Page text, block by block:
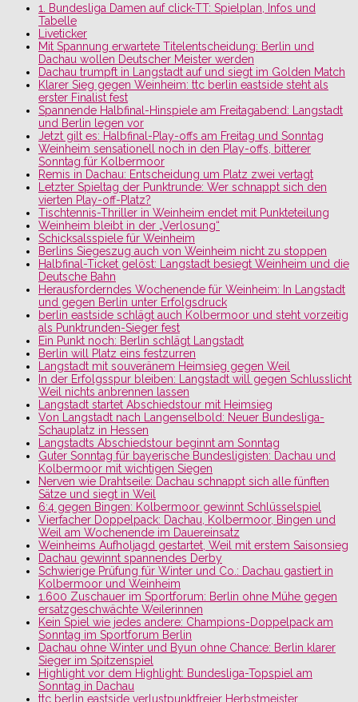
1. Bundesliga Damen auf click-TT: Spielplan, Infos und
Tabelle
Liveticker
Mit Spannung erwartete Titelentscheidung: Berlin und
Dachau wollen Deutscher Meister werden
Dachau trumpft in Langstadt auf und siegt im Golden Match
Klarer Sieg gegen Weinheim: ttc berlin eastside steht als
erster Finalist fest
Spannende Halbfinal-Hinspiele am Freitagabend: Langstadt
und Berlin legen vor
Jetzt gilt es: Halbfinal-Play-offs am Freitag und Sonntag
Weinheim sensationell noch in den Play-offs, bitterer
Sonntag für Kolbermoor
Remis in Dachau: Entscheidung um Platz zwei vertagt
Letzter Spieltag der Punktrunde: Wer schnappt sich den
vierten Play-off-Platz?
Tischtennis-Thriller in Weinheim endet mit Punkteteilung
Weinheim bleibt in der „Verlosung“
Schicksalsspiele für Weinheim
Berlins Siegeszug auch von Weinheim nicht zu stoppen
Halbfinal-Ticket gelöst: Langstadt besiegt Weinheim und die
Deutsche Bahn
Herausforderndes Wochenende für Weinheim: In Langstadt
und gegen Berlin unter Erfolgsdruck
berlin eastside schlägt auch Kolbermoor und steht vorzeitig
als Punktrunden-Sieger fest
Ein Punkt noch: Berlin schlägt Langstadt
Berlin will Platz eins festzurren
Langstadt mit souveränem Heimsieg gegen Weil
In der Erfolgsspur bleiben: Langstadt will gegen Schlusslicht
Weil nichts anbrennen lassen
Langstadt startet Abschiedstour mit Heimsieg
Von Langstadt nach Langenselbold: Neuer Bundesliga-
Schauplatz in Hessen
Langstadts Abschiedstour beginnt am Sonntag
Guter Sonntag für bayerische Bundesligisten: Dachau und
Kolbermoor mit wichtigen Siegen
Nerven wie Drahtseile: Dachau schnappt sich alle fünften
Sätze und siegt in Weil
6:4 gegen Bingen: Kolbermoor gewinnt Schlüsselspiel
Vierfacher Doppelpack: Dachau, Kolbermoor, Bingen und
Weil am Wochenende im Dauereinsatz
Weinheims Aufholjagd gestartet, Weil mit erstem Saisonsieg
Dachau gewinnt spannendes Derby
Schwierige Prüfung für Winter und Co.: Dachau gastiert in
Kolbermoor und Weinheim
1.600 Zuschauer im Sportforum: Berlin ohne Mühe gegen
ersatzgeschwächte Weilerinnen
Kein Spiel wie jedes andere: Champions-Doppelpack am
Sonntag im Sportforum Berlin
Dachau ohne Winter und Byun ohne Chance: Berlin klarer
Sieger im Spitzenspiel
Highlight vor dem Highlight: Bundesliga-Topspiel am
Sonntag in Dachau
ttc berlin eastside verlustpunktfreier Herbstmeister